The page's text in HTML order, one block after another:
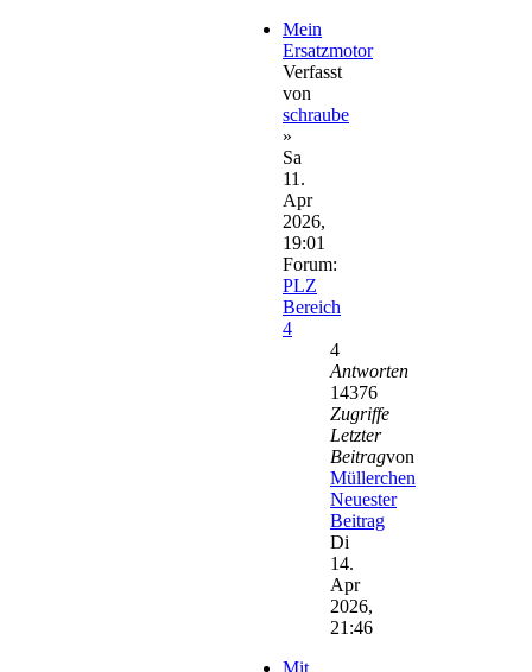
Mein
Ersatzmotor
Verfasst
von
schraube
»
Sa
11.
Apr
2026,
19:01
Forum:
PLZ
Bereich
4
4
Antworten
14376
Zugriffe
Letzter
Beitragvon
Müllerchen
Neuester
Beitrag
Di
14.
Apr
2026,
21:46
Mit